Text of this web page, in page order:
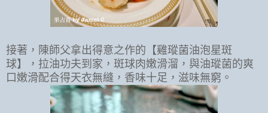
接著，陳師父拿出得意之作的【雞瑽菌油泡星斑
球】，拉油功夫到家，斑球肉嫩滑溜，與油瑽菌的爽
口嫩滑配合得天衣無縫，香味十足，滋味無窮。